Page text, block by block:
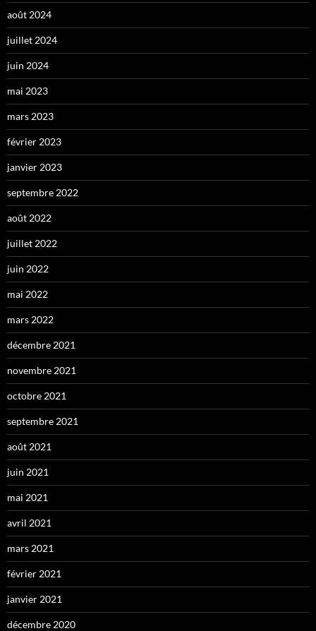
août 2024
juillet 2024
juin 2024
mai 2023
mars 2023
février 2023
janvier 2023
septembre 2022
août 2022
juillet 2022
juin 2022
mai 2022
mars 2022
décembre 2021
novembre 2021
octobre 2021
septembre 2021
août 2021
juin 2021
mai 2021
avril 2021
mars 2021
février 2021
janvier 2021
décembre 2020